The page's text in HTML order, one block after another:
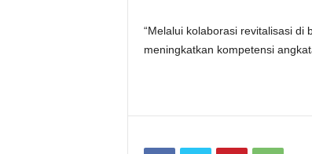
“Melalui kolaborasi revitalisasi
meningkatkan kompetensi